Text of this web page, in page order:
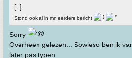
[..]
Stond ook al in mn eerdere bericht
Sorry
Overheen gelezen... Sowieso ben ik
later pas typen